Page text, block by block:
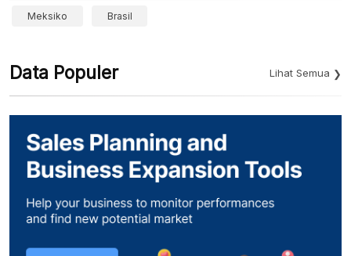
Meksiko Brasil
Data Populer Lihat Semua